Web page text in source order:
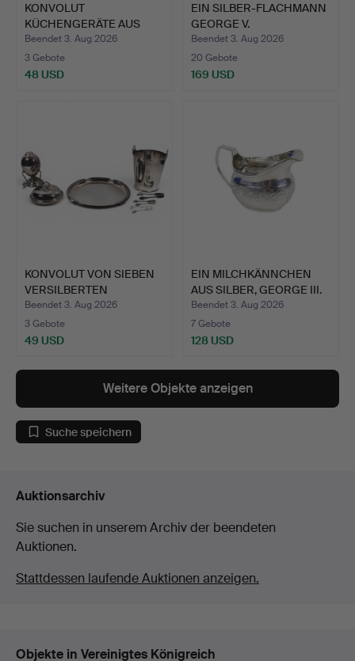
KONVOLUT
KÜCHENGERÄTE AUS
KUPFER UND MESSI…
Beendet 3. Aug 2026
3 Gebote
48 USD
EIN SILBER-FLACHMANN
GEORGE V.
Beendet 3. Aug 2026
20 Gebote
169 USD
KONVOLUT VON SIEBEN
VERSILBERTEN
OBJEKTEN.
Beendet 3. Aug 2026
3 Gebote
49 USD
EIN MILCHKÄNNCHEN
AUS SILBER, GEORGE III.
Beendet 3. Aug 2026
7 Gebote
128 USD
Weitere Objekte anzeigen
Suche speichern
Auktionsarchiv
Sie suchen in unserem Archiv der beendeten
Auktionen.
Stattdessen laufende Auktionen anzeigen.
Objekte in Vereinigtes Königreich